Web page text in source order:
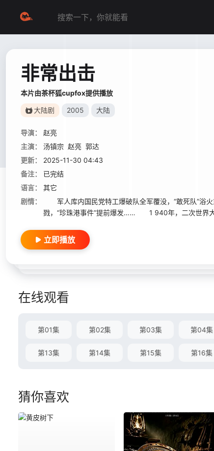
非常出击
本片由茶杯狐cupfox提供播放
大陆剧 2005 大陆
导演：
赵亮
主演：
汤镇宗 赵亮 郭达
更新：
2025-11-30 04:43
备注：
已完结
语言：
其它
剧情：
军人库内国民党特工爆破队全军覆没，“敢死队”浴火
戮，“珍珠港事件”提前爆发…… 1 940年，二次世界大
立即播放
在线观看
第01集 第02集 第03集 第04集
第13集 第14集 第15集 第16集
猜你喜欢